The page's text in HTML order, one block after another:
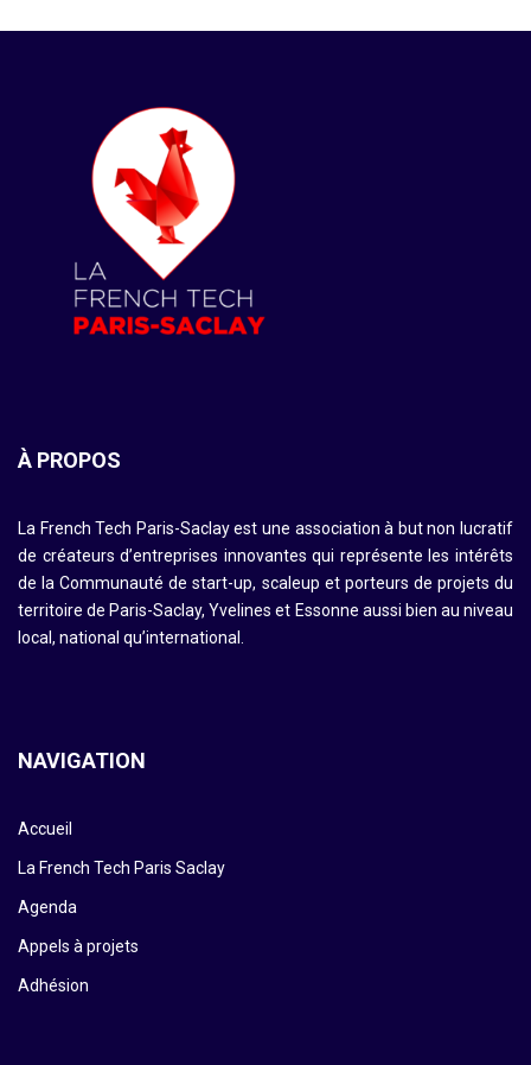
À PROPOS
La French Tech Paris-Saclay est une association à but non lucratif
de créateurs d’entreprises innovantes qui représente les intérêts
de la Communauté de start-up, scaleup et porteurs de projets du
territoire de Paris-Saclay, Yvelines et Essonne aussi bien au niveau
local, national qu’international.
NAVIGATION
Accueil
La French Tech Paris Saclay
Agenda
Appels à projets
Adhésion